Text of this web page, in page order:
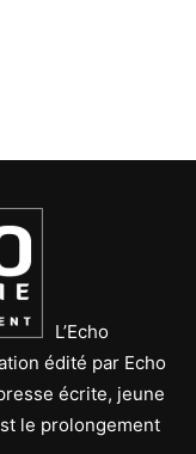
L’Echo
édité par Echo
écrite, jeune
le prolongement